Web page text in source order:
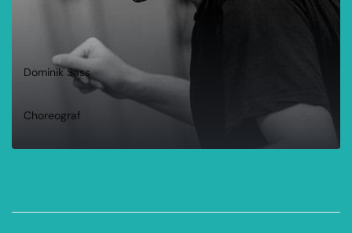
Dominik Sass
Choreograf